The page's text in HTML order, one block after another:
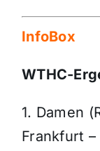
InfoBox
WTHC-
1. Damen
Frankfurt